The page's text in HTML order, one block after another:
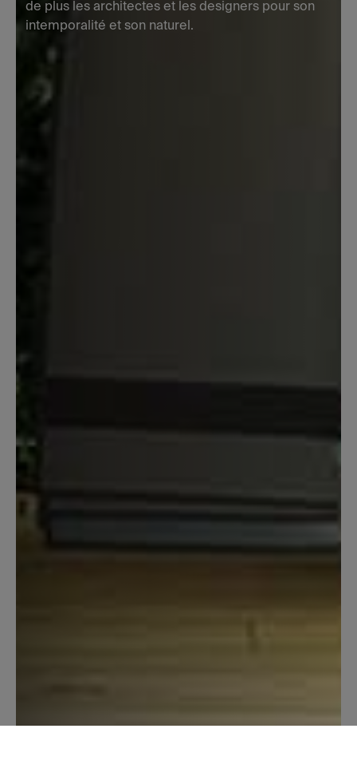
de plus les architectes et les designers pour son
intemporalité et son naturel.